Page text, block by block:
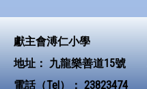
獻主會溥仁小學
地址： 九龍樂善道15號
電話（Tel）： 23823474